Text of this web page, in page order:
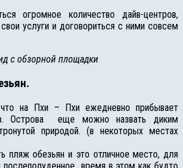
огромное количество дайв-центров,
услуги и договориться с ними совсем
с обзорной площадки
на Пхи – Пхи ежедневно прибывает
Острова еще можно назвать диким
природой. (в некоторых местах
пляж обезьян и это отличное место, для
послеполуденное время в этом как будто